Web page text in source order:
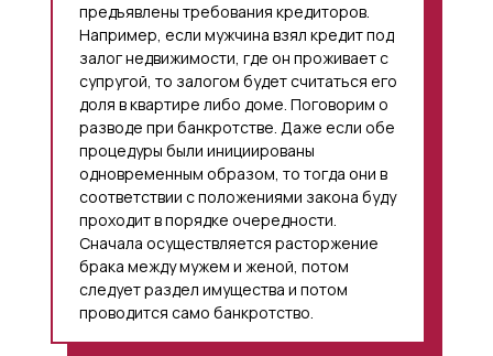
предъявлены требования кредиторов.
Например, если мужчина взял кредит под
залог недвижимости, где он проживает с
супругой, то залогом будет считаться его
доля в квартире либо доме. Поговорим о
разводе при банкротстве. Даже если обе
процедуры были инициированы
одновременным образом, то тогда они в
соответствии с положениями закона буду
проходит в порядке очередности.
Сначала осуществляется расторжение
брака между мужем и женой, потом
следует раздел имущества и потом
проводится само банкротство.